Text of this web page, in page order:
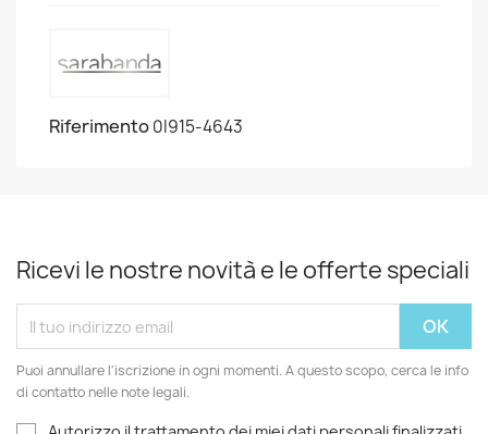
Riferimento0I915-4643
Ricevi le nostre novità e le offerte speciali
Puoi annullare l'iscrizione in ogni momenti. A questo scopo, cerca le info
di contatto nelle note legali.